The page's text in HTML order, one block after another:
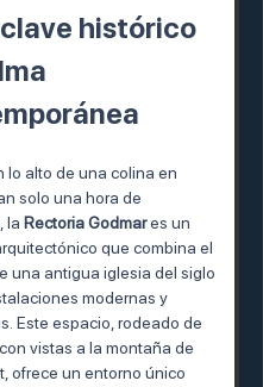
histórico
lo alto de una colina en
solo una hora de
la Rectoria Godmar es un
que combina el
una antigua iglesia del siglo
modernas y
Este espacio, rodeado de
vistas a la montaña de
ofrece un entorno único